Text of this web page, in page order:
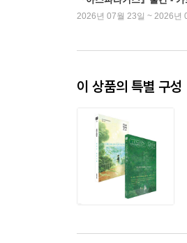
2026년 07월 23일 ~ 2026년
이 상품의 특별 구성